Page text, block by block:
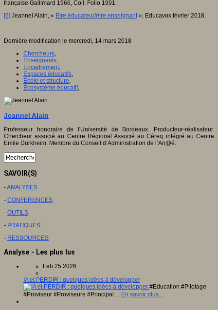
française Gallimard 1966, Coll. Folio 1991.
[6] Jeannel Alain, « Etre éducateur/être enseignant», Educavox février 2018.
Dernière modification le mercredi, 14 mars 2018
Chercheurs,
Enseignants,
Encadrement,
Espaces éducatifs,
Ecole et structure,
Ecosystème éducatif,
Jeannel Alain
Professeur honoraire de l'Université de Bordeaux. Producteur-réalisateur.
Chercheur associé au Centre Régional Associé au Céreq intégré au Centre
Emile Durkheim. Membre du Conseil d’Administration de l’An@é.
SAVOIR(S)
-ANALYSES
- CONFERENCES
- OUTILS
- PRATIQUES
- RESSOURCES
Analyse - Les plus lus
Feb 25 2026
IA et PERDIR : quelques idées à développer
#Education #Pilotage
#Proviseur #Proviseure #Principal… En savoir plus...